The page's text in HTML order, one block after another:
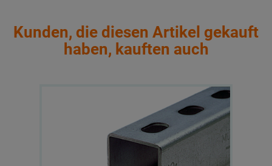
Kunden, die diesen Artikel gekauft
haben, kauften auch